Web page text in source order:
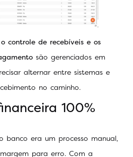
controle de recebíveis e os
são gerenciados em
alternar entre sistemas e
no caminho.
100%
banco era um processo manual,
para erro. Com a